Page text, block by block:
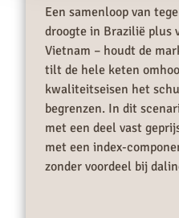
Een samenloop van
droogte in Brazilië plus
Vietnam – houdt de
tilt de hele keten
kwaliteitseisen het
begrenzen. In dit
met een deel vast
met een index-
zonder voordeel bij